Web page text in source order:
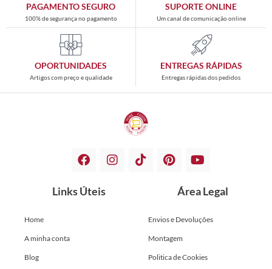
PAGAMENTO SEGURO
100% de segurança no pagamento
SUPORTE ONLINE
Um canal de comunicação online
OPORTUNIDADES
Artigos com preço e qualidade
ENTREGAS RÁPIDAS
Entregas rápidas dos pedidos
Links Úteis
Home
A minha conta
Blog
Área Legal
Envios e Devoluções
Montagem
Politica de Cookies